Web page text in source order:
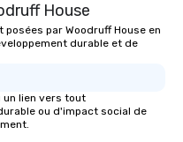
House
par Woodruff House en
durable et de
un lien vers tout
ou d'impact social de